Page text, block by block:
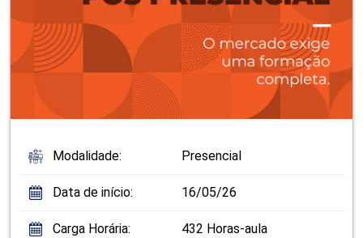
Modalidade: Presencial
Data de início: 16/05/26
Carga Horária: 432 Horas-aula